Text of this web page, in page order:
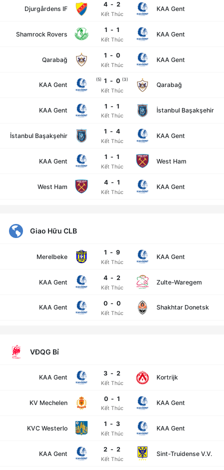
Djurgårdens IF
Kết Thúc
4 - 2
KAA Gent
Shamrock Rovers
Kết Thúc
1 - 1
KAA Gent
Qarabağ
Kết Thúc
1 - 0
KAA Gent
KAA Gent
Kết Thúc
1 - 0
(5) (3)
Qarabağ
KAA Gent
Kết Thúc
1 - 1
İstanbul Başakşehir
İstanbul Başakşehir
Kết Thúc
1 - 4
KAA Gent
KAA Gent
Kết Thúc
1 - 1
West Ham
West Ham
Kết Thúc
4 - 1
KAA Gent
Giao Hữu CLB
Merelbeke
Kết Thúc
1 - 9
KAA Gent
KAA Gent
Kết Thúc
4 - 2
Zulte-Waregem
KAA Gent
Kết Thúc
0 - 0
Shakhtar Donetsk
VĐQG Bỉ
KAA Gent
Kết Thúc
3 - 2
Kortrijk
KV Mechelen
Kết Thúc
0 - 1
KAA Gent
KVC Westerlo
Kết Thúc
1 - 3
KAA Gent
KAA Gent
Kết Thúc
2 - 2
Sint-Truidense V.V.